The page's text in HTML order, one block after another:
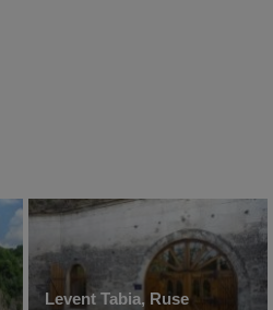
Levent Tabia, Ruse